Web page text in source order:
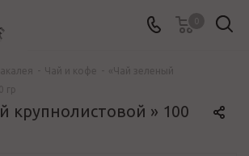
крупнолистовой » 100